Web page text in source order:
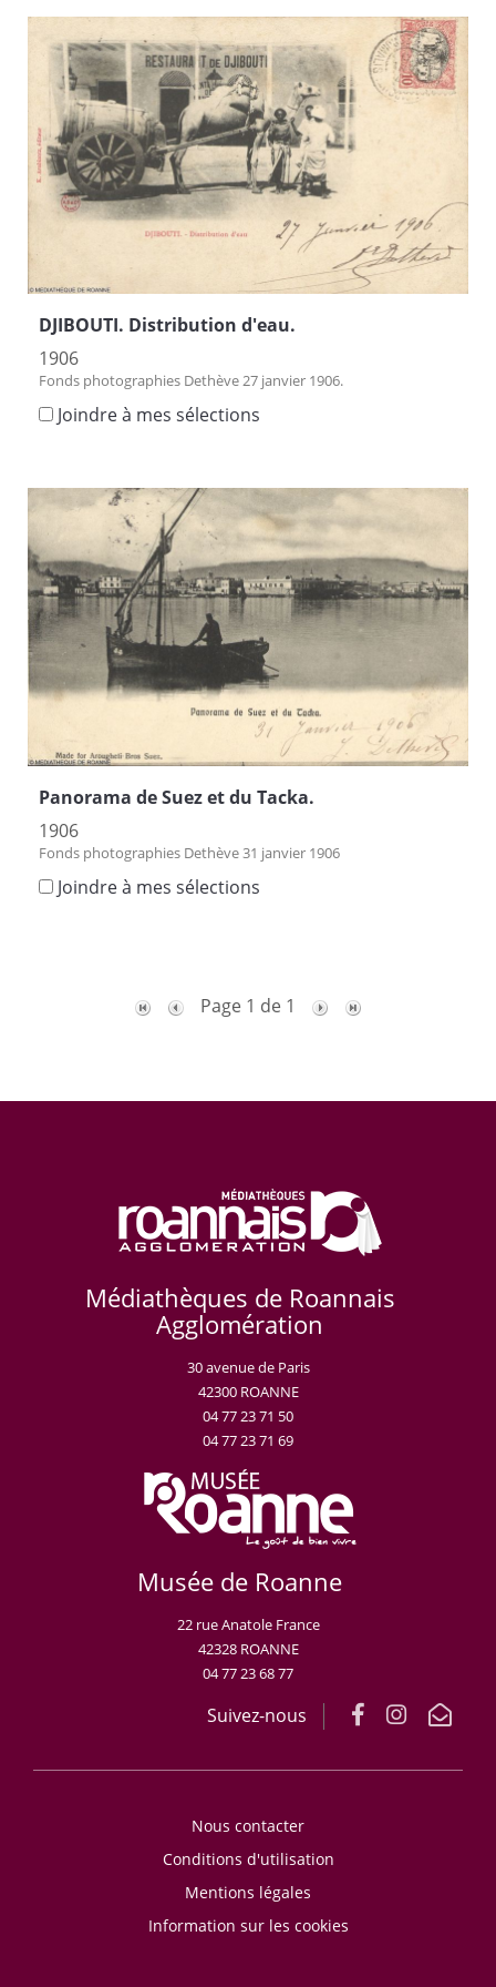
DJIBOUTI. Distribution d'eau.
1906
Fonds photographies Dethève 27 janvier 1906.
Joindre à mes sélections
Panorama de Suez et du Tacka.
1906
Fonds photographies Dethève 31 janvier 1906
Joindre à mes sélections
Page 1 de 1
Médiathèques de Roannais
Agglomération
30 avenue de Paris
42300 ROANNE
04 77 23 71 50
04 77 23 71 69
Musée de Roanne
22 rue Anatole France
42328 ROANNE
04 77 23 68 77
Suivez-nous
Nous contacter
Conditions d'utilisation
Mentions légales
Information sur les cookies